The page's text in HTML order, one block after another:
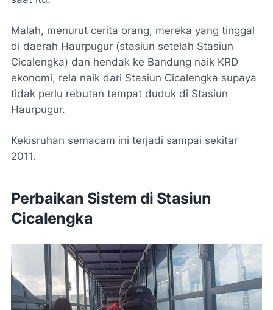
Malah, menurut cerita orang, mereka yang tinggal
di daerah Haurpugur (stasiun setelah Stasiun
Cicalengka) dan hendak ke Bandung naik KRD
ekonomi, rela naik dari Stasiun Cicalengka supaya
tidak perlu rebutan tempat duduk di Stasiun
Haurpugur.
Kekisruhan semacam ini terjadi sampai sekitar
2011.
Perbaikan Sistem di Stasiun
Cicalengka